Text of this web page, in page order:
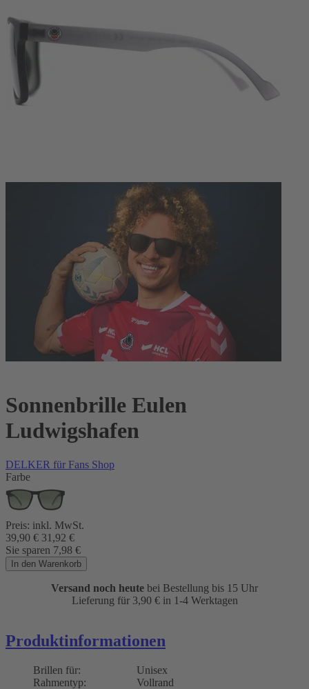
Sonnenbrille Eulen
Ludwigshafen
DELKER für Fans Shop
Farbe
Preis: inkl. MwSt.
39,90 € 31,92 €
Sie sparen 7,98 €
In den Warenkorb
Versand noch heute bei Bestellung bis 15 Uhr
Lieferung für 3,90 €in 1-4 Werktagen
Produktinformationen
Brillen für:
Unisex
Rahmentyp:
Vollrand